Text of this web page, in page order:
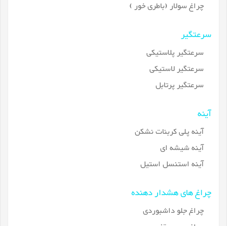
چراغ سولار (باطری خور )
سرعتگیر
سرعتگیر پلاستیکی
سرعتگیر لاستیکی
سرعتگیر پرتابل
آینه
آینه پلی کربنات نشکن
آینه شیشه ای
آینه استنسل استیل
چراغ های هشدار دهنده
چراغ جلو داشبوردی